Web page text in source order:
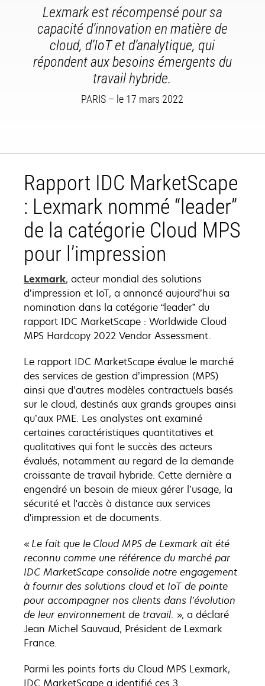
Lexmark est récompensé pour sa
capacité d’innovation en matière de
cloud, d’IoT et d’analytique, qui
répondent aux besoins émergents du
travail hybride.
PARIS – le 17 mars 2022
Rapport IDC MarketScape
: Lexmark nommé “leader”
de la catégorie Cloud MPS
pour l’impression
Lexmark, acteur mondial des solutions
d’impression et IoT, a annoncé aujourd’hui sa
nomination dans la catégorie “leader” du
rapport IDC MarketScape : Worldwide Cloud
MPS Hardcopy 2022 Vendor Assessment.
Le rapport IDC MarketScape évalue le marché
des services de gestion d’impression (MPS)
ainsi que d’autres modèles contractuels basés
sur le cloud, destinés aux grands groupes ainsi
qu’aux PME. Les analystes ont examiné
certaines caractéristiques quantitatives et
qualitatives qui font le succès des acteurs
évalués, notamment au regard de la demande
croissante de travail hybride. Cette dernière a
engendré un besoin de mieux gérer l’usage, la
sécurité et l'accès à distance aux services
d'impression et de documents.
« Le fait que le Cloud MPS de Lexmark ait été
reconnu comme une référence du marché par
IDC MarketScape consolide notre engagement
à fournir des solutions cloud et IoT de pointe
pour accompagner nos clients dans l’évolution
de leur environnement de travail. », a déclaré
Jean Michel Sauvaud, Président de Lexmark
France.
Parmi les points forts du Cloud MPS Lexmark,
IDC MarketScape a identifié ces 3